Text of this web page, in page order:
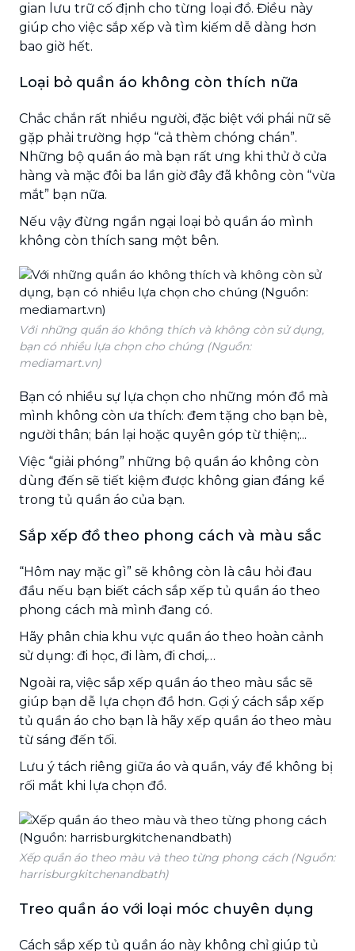
gian lưu trữ cố định cho từng loại đồ. Điều này
giúp cho việc sắp xếp và tìm kiếm dễ dàng hơn
bao giờ hết.
Loại bỏ quần áo không còn thích nữa
Chắc chắn rất nhiều người, đặc biệt với phái nữ sẽ
gặp phải trường hợp “cả thèm chóng chán”.
Những bộ quần áo mà bạn rất ưng khi thử ở cửa
hàng và mặc đôi ba lần giờ đây đã không còn “vừa
mắt” bạn nữa.
Nếu vậy đừng ngần ngại loại bỏ quần áo mình
không còn thích sang một bên.
Với những quần áo không thích và không còn sử dụng,
bạn có nhiều lựa chọn cho chúng (Nguồn:
mediamart.vn)
Bạn có nhiều sự lựa chọn cho những món đồ mà
mình không còn ưa thích: đem tặng cho bạn bè,
người thân; bán lại hoặc quyên góp từ thiện;...
Việc “giải phóng” những bộ quần áo không còn
dùng đến sẽ tiết kiệm được không gian đáng kể
trong tủ quần áo của bạn.
Sắp xếp đồ theo phong cách và màu sắc
“Hôm nay mặc gì” sẽ không còn là câu hỏi đau
đầu nếu bạn biết cách sắp xếp tủ quần áo theo
phong cách mà mình đang có.
Hãy phân chia khu vực quần áo theo hoàn cảnh
sử dụng: đi học, đi làm, đi chơi,…
Ngoài ra, việc sắp xếp quần áo theo màu sắc sẽ
giúp bạn dễ lựa chọn đồ hơn. Gợi ý cách sắp xếp
tủ quần áo cho bạn là hãy xếp quần áo theo màu
từ sáng đến tối.
Lưu ý tách riêng giữa áo và quần, váy để không bị
rối mắt khi lựa chọn đồ.
Xếp quần áo theo màu và theo từng phong cách (Nguồn:
harrisburgkitchenandbath)
Treo quần áo với loại móc chuyên dụng
Cách sắp xếp tủ quần áo này không chỉ giúp tủ